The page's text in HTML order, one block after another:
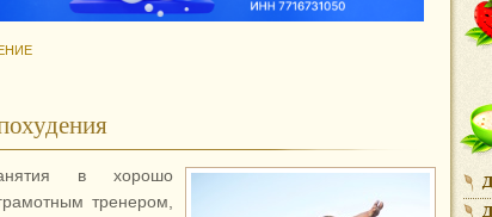
в хорошо
тренером,